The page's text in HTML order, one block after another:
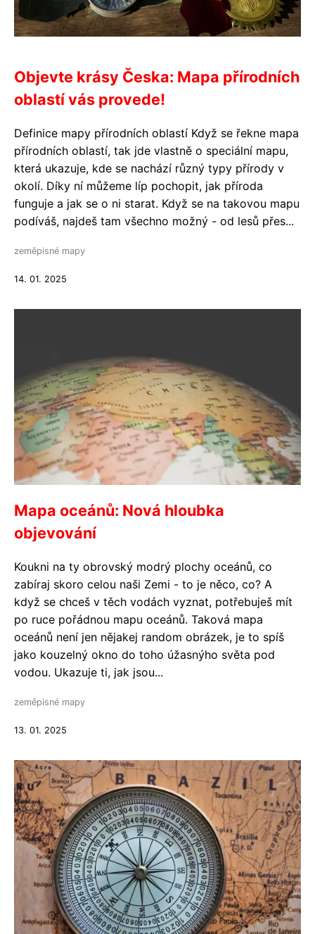
Objevte krásy Česka: Mapa přírodních
oblastí vás provede!
Definice mapy přírodních oblastí Když se řekne mapa
přírodních oblastí, tak jde vlastně o speciální mapu,
která ukazuje, kde se nachází různý typy přírody v
okolí. Díky ní můžeme líp pochopit, jak příroda
funguje a jak se o ni starat. Když se na takovou mapu
podíváš, najdeš tam všechno možný - od lesů přes...
zeměpisné mapy
14. 01. 2025
Mapa oceánů: Nová hloubka
objevování
Koukni na ty obrovský modrý plochy oceánů, co
zabíraj skoro celou naši Zemi - to je něco, co? A
když se chceš v těch vodách vyznat, potřebuješ mít
po ruce pořádnou mapu oceánů. Taková mapa
oceánů není jen nějakej random obrázek, je to spíš
jako kouzelný okno do toho úžasnýho světa pod
vodou. Ukazuje ti, jak jsou...
zeměpisné mapy
13. 01. 2025